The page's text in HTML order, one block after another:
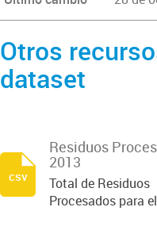
Otros
dataset
Residuos
2013
Total de Residuos
Procesados para
csv